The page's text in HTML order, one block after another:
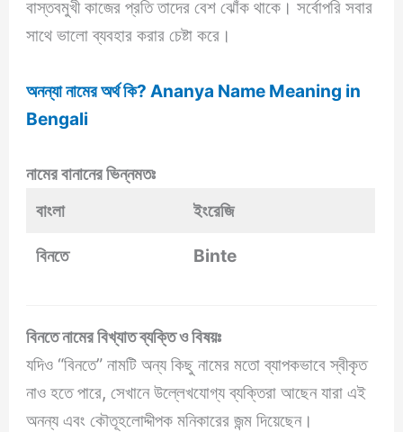
বাস্তবমুখী কাজের প্রতি তাদের বেশ ঝোঁক থাকে। সর্বোপরি সবার
সাথে ভালো ব্যবহার করার চেষ্টা করে।
অনন্যা নামের অর্থ কি? Ananya Name Meaning in
Bengali
নামের বানানের ভিন্নমতঃ
বাংলা
ইংরেজি
বিনতে Binte
বিনতে নামের বিখ্যাত ব্যক্তি ও বিষয়ঃ
যদিও “বিনতে” নামটি অন্য কিছু নামের মতো ব্যাপকভাবে স্বীকৃত
নাও হতে পারে, সেখানে উল্লেখযোগ্য ব্যক্তিরা আছেন যারা এই
অনন্য এবং কৌতূহলোদ্দীপক মনিকারের জন্ম দিয়েছেন।